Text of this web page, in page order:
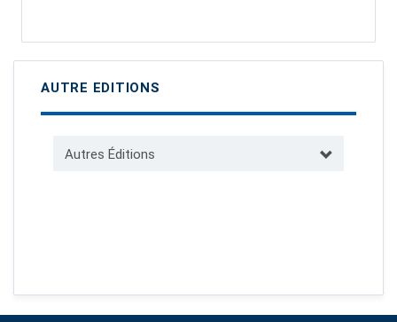
AUTRE EDITIONS
Autres Éditions